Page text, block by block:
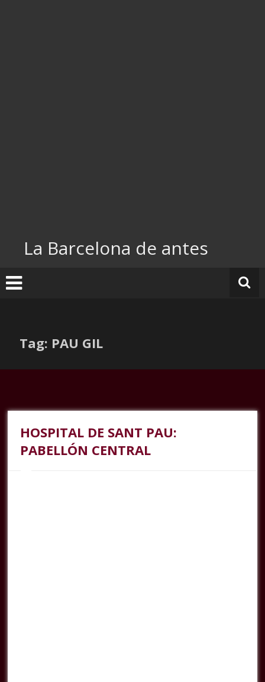
La Barcelona de antes
Tag: PAU GIL
HOSPITAL DE SANT PAU:
PABELLÓN CENTRAL